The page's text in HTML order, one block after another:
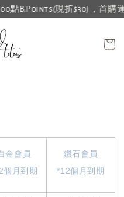
點B.Points(現折$30)，首購
金會員
個月到期
鑽石會員
*12個月到期